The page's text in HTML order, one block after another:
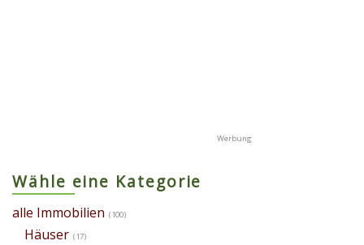
Wähle eine Kategorie
alle Immobilien (100)
Häuser (17)